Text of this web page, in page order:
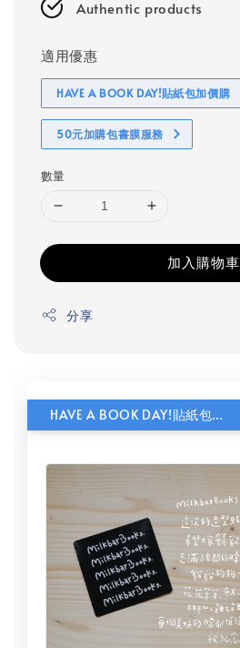
Authentic products
適用優惠
HAVE A BOOK DAY!貼紙包加價購
50元加購包書膜服務
數量
加入購物車
分享
HAVE A BOOK DAY!貼紙包加價購